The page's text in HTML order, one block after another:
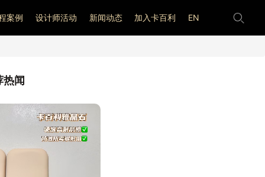
案例 设计师活动 新闻动态 加入卡百利 EN
热闻